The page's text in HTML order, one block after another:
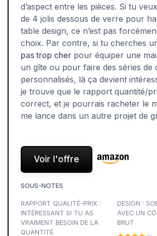
d’aspect entre les pièces. Si tu
de 4 jolis dessous de verre pour
table design, ce n’est pas
choix. Par contre, si tu cherches
pas trop cher pour équiper une
un gîte ou pour faire des séries de
personnalisés, là ça devient
je trouve que le rapport quantité/
correct, et je pourrais racheter le
me lance dans un autre projet de
Voir l'offre
SOUS-NOTES
RAPPORT QUALITÉ-PRIX :
INTÉRESSANT SI TU AS
VRAIMENT BESOIN DE LA
QUANTITÉ
DESIGN :
AVEC UN
BRUT